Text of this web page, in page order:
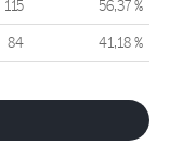
115 56,37 %
84 41,18 %